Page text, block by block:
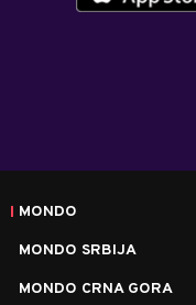
MONDO
MONDO SRBIJA
MONDO CRNA GORA